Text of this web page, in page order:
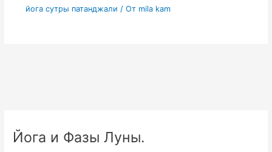
йога сутры патанджали / От mila kam
Йога и Фазы Луны.